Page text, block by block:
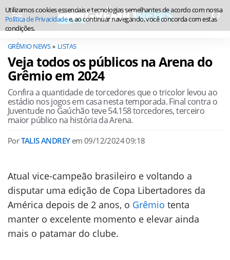
GRÊMIO NEWS LISTAS
Veja todos os públicos na Arena do
Grêmio em 2024
Confira a quantidade de torcedores que o tricolor levou ao
estádio nos jogos em casa nesta temporada. Final contra o
Juventude no Gaúchão teve 54.158 torcedores, terceiro
maior público na história da Arena.
PorTALIS ANDREYem09/12/2024 09:18
Atual vice-campeão brasileiro e voltando a
disputar uma edição de Copa Libertadores da
América depois de 2 anos, o Grêmio tenta
manter o excelente momento e elevar ainda
mais o patamar do clube.
Utilizamos cookies essenciais e tecnologias semelhantes de acordo com nossa
Política de Privacidadee, ao continuar navegando, você concorda com estas
condições.